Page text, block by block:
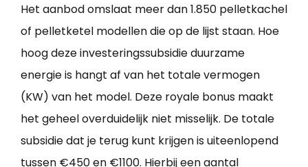
Het aanbod omslaat meer dan 1.850 pelletkachel
of pelletketel modellen die op de lijst staan. Hoe
hoog deze investeringssubsidie duurzame
energie is hangt af van het totale vermogen
(KW) van het model. Deze royale bonus maakt
het geheel overduidelijk niet misselijk. De totale
subsidie dat je terug kunt krijgen is uiteenlopend
tussen €450 en €1100. Hierbij een aantal